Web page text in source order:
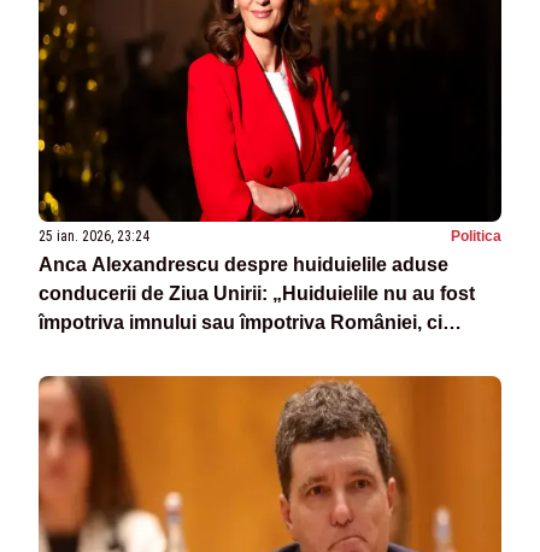
25 ian. 2026, 23:24 Politica
Anca Alexandrescu despre huiduielile aduse
conducerii de Ziua Unirii: „Huiduielile nu au fost
împotriva imnului sau împotriva României, ci
conducere ilegală, plină de impostori care se cred
mari intel